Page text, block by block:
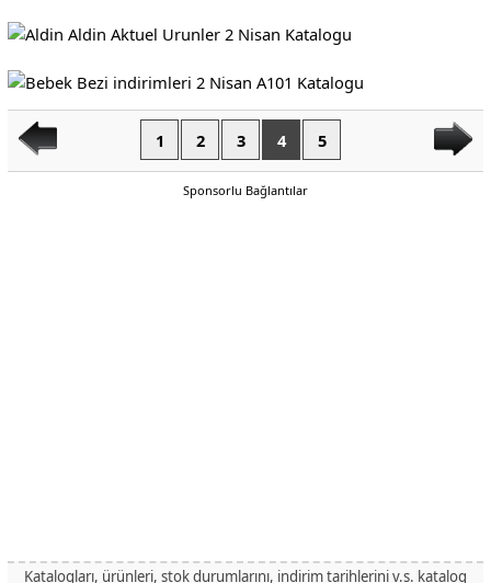
1 2 3 4 5
Sponsorlu Bağlantılar
Katalogları, ürünleri, stok durumlarını, indirim tarihlerini v.s. katalog